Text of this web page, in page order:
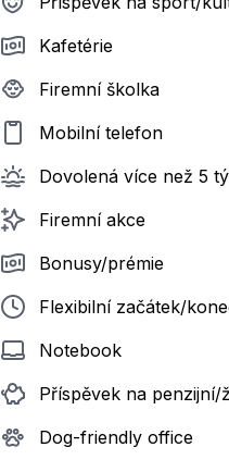
Kafetérie
Firemní školka
Mobilní telefon
Dovolená více než 5
Firemní akce
Bonusy/prémie
Flexibilní začátek/
Notebook
Příspěvek na penzijní/
Dog-friendly office